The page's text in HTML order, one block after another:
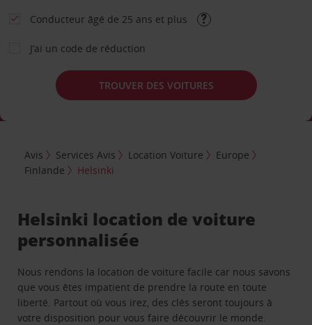
Conducteur âgé de 25 ans et plus
J’ai un code de réduction
TROUVER DES VOITURES
Avis Services Avis Location Voiture
Europe
Finlande
Helsinki
Helsinki location de voiture
personnalisée
Nous rendons la location de voiture facile car nous savons
que vous êtes impatient de prendre la route en toute
liberté. Partout où vous irez, des clés seront toujours à
votre disposition pour vous faire découvrir le monde.